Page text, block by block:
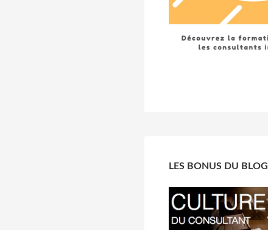
LES BONUS DU BLOG